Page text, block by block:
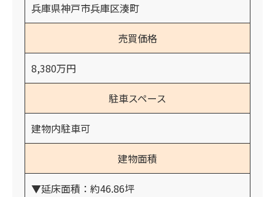
兵庫県神戸市兵庫区湊町
売買価格
8,380万円
駐車スペース
建物内駐車可
建物面積
▼延床面積：約46.86坪